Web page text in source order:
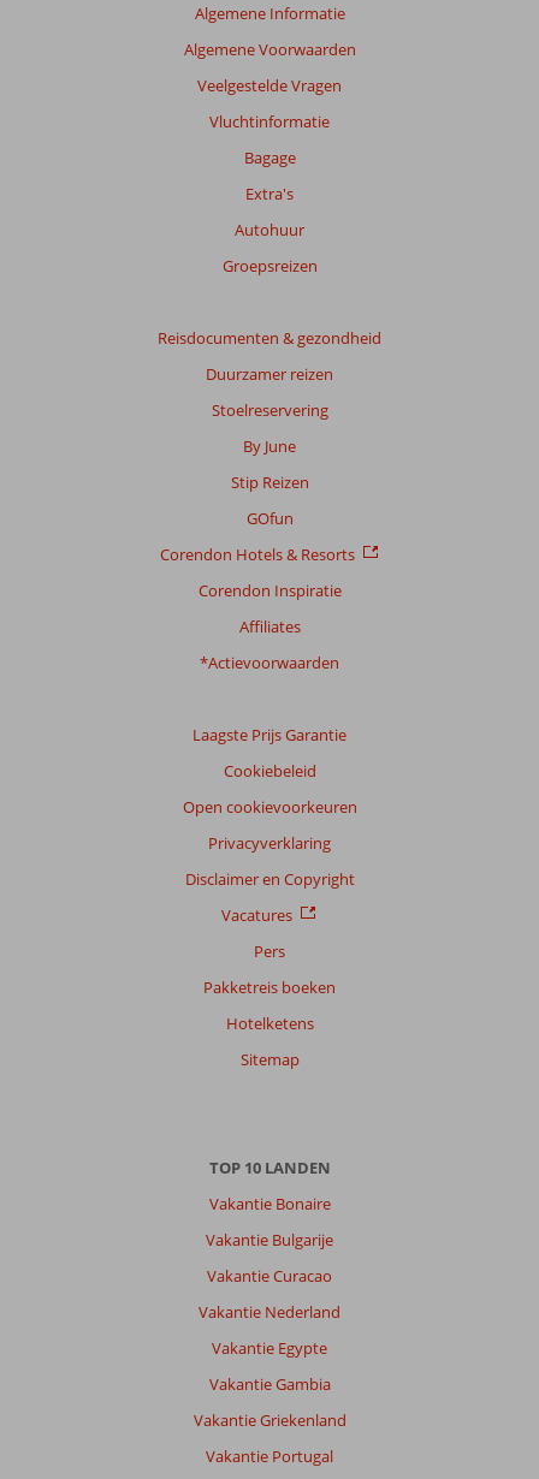
Algemene Informatie
Algemene Voorwaarden
Veelgestelde Vragen
Vluchtinformatie
Bagage
Extra's
Autohuur
Groepsreizen
Reisdocumenten & gezondheid
Duurzamer reizen
Stoelreservering
By June
Stip Reizen
GOfun
Corendon Hotels & Resorts
Corendon Inspiratie
Affiliates
*Actievoorwaarden
Laagste Prijs Garantie
Cookiebeleid
Open cookievoorkeuren
Privacyverklaring
Disclaimer en Copyright
Vacatures
Pers
Pakketreis boeken
Hotelketens
Sitemap
TOP 10 LANDEN
Vakantie Bonaire
Vakantie Bulgarije
Vakantie Curacao
Vakantie Nederland
Vakantie Egypte
Vakantie Gambia
Vakantie Griekenland
Vakantie Portugal